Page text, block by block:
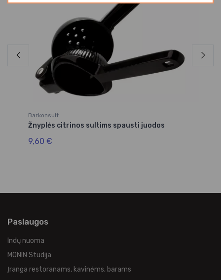
Barkonsult
Žnyplės citrinos sultims spausti juodos
9,60 €
Paslaugos
Indų nuoma
MONIN Studija
Įranga restoranams, kavinėms, barams